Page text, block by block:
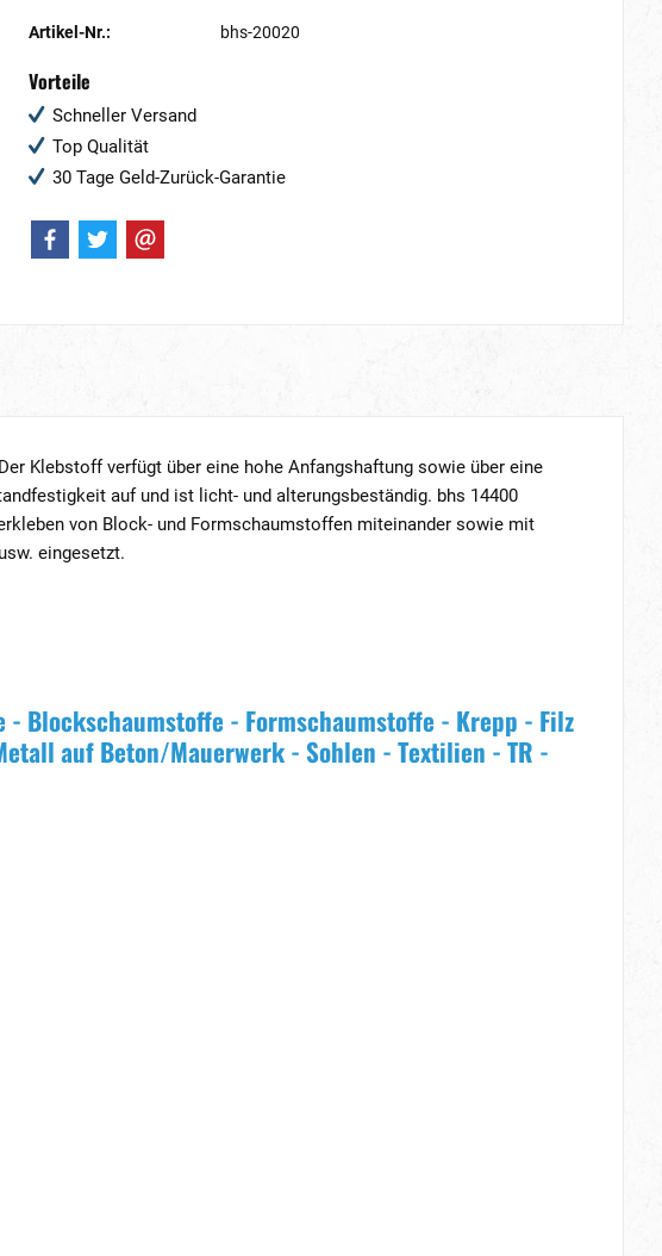
Artikel-Nr.: bhs-20020
Vorteile
Schneller Versand
Top Qualität
30 Tage Geld-Zurück-Garantie
Klebstoff verfügt über eine hohe Anfangshaftung sowie über eine
auf und ist licht- und alterungsbeständig. bhs 14400
von Block- und Formschaumstoffen miteinander sowie mit
eingesetzt.
- Formschaumstoffe - Krepp - Filz
auf Beton/Mauerwerk - Sohlen - Textilien - TR -